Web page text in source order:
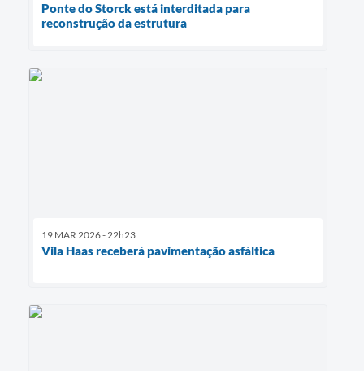
Ponte do Storck está interditada para
reconstrução da estrutura
19 MAR 2026 - 22h23
Vila Haas receberá pavimentação asfáltica